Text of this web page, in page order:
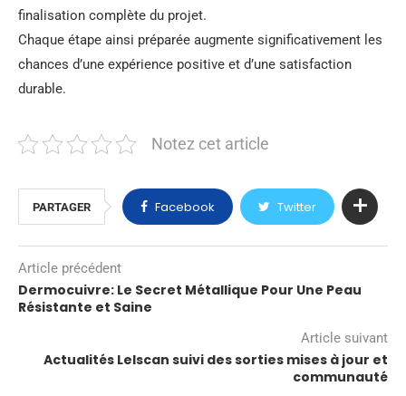
finalisation complète du projet.
Chaque étape ainsi préparée augmente significativement les
chances d’une expérience positive et d’une satisfaction
durable.
Notez cet article
PARTAGER Facebook Twitter
Article précédent
Dermocuivre: Le Secret Métallique Pour Une Peau
Résistante et Saine
Article suivant
Actualités Lelscan suivi des sorties mises à jour et
communauté